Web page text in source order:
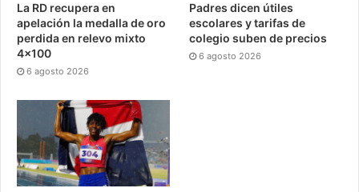
La RD recupera en
apelación la medalla de oro
perdida en relevo mixto
4×100
6 agosto 2026
Padres dicen útiles
escolares y tarifas de
colegio suben de precios
6 agosto 2026